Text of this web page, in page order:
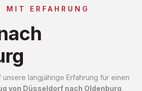
MIT ERFAHRUNG
unsere langjährige Erfahrung für einen
von Düsseldorf nach Oldenburg